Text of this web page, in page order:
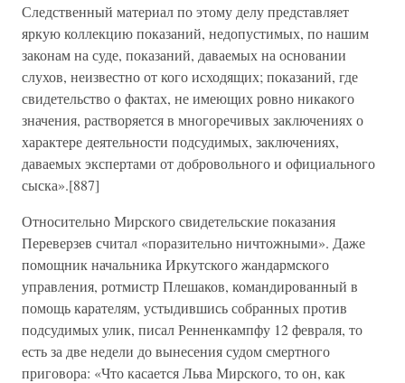
Следственный материал по этому делу представляет
яркую коллекцию показаний, недопустимых, по нашим
законам на суде, показаний, даваемых на основании
слухов, неизвестно от кого исходящих; показаний, где
свидетельство о фактах, не имеющих ровно никакого
значения, растворяется в многоречивых заключениях о
характере деятельности подсудимых, заключениях,
даваемых экспертами от добровольного и официального
сыска».[887]
Относительно Мирского свидетельские показания
Переверзев считал «поразительно ничтожными». Даже
помощник начальника Иркутского жандармского
управления, ротмистр Плешаков, командированный в
помощь карателям, устыдившись собранных против
подсудимых улик, писал Ренненкампфу 12 февраля, то
есть за две недели до вынесения судом смертного
приговора: «Что касается Льва Мирского, то он, как